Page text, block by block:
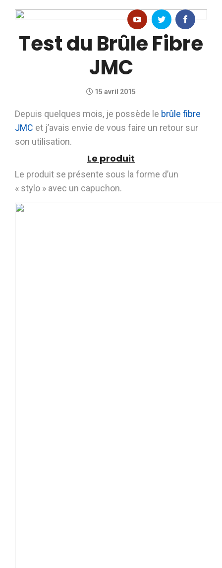
Test du Brûle Fibre
JMC
15 avril 2015
Depuis quelques mois, je possède le brûle fibre
JMC et j’avais envie de vous faire un retour sur
son utilisation.
Le produit
Le produit se présente sous la forme d’un
« stylo » avec un capuchon.